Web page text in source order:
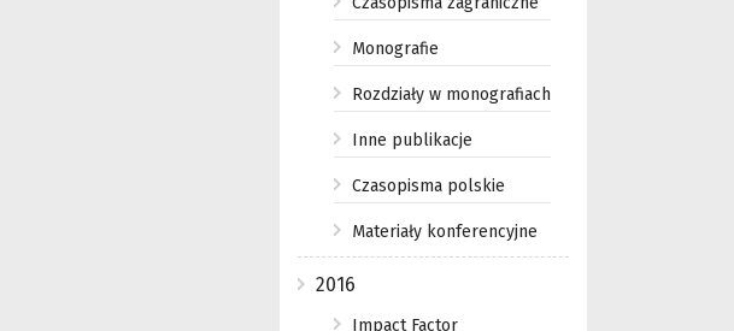
Monografie
Rozdziały w monografiach
Inne publikacje
Czasopisma polskie
Materiały konferencyjne
2016
Impact Factor